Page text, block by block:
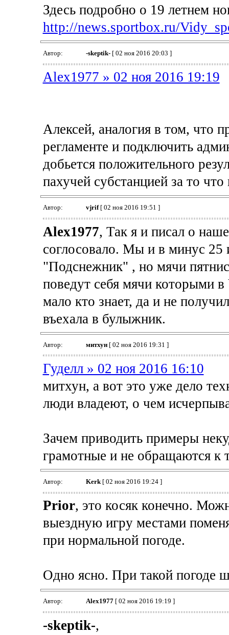
Здесь подробно о 19 летнем
http://news.sportbox.ru/
Автор: -skeptik-[ 02 ноя 2016 20:03 ]
Alex1977 » 02 ноя 2016 19:19
Алексей, аналогия в том, что
регламенте и подключить
добьется положительного
пахучей субстанцией за то
Автор: vjrif[ 02 ноя 2016 19:51 ]
Alex1977, Так я и писал о
соглосовало. Мы и в минус 25
"Подснежник" , но мячи
поведут себя мячи которыми
мало кто знает, да и не
въехала в булыжник.
Автор: митхун[ 02 ноя 2016 19:31 ]
Гуделл » 02 ноя 2016 16:10
митхун, а вот это уже дело
люди владеют, о чем
Зачем приводить примеры
грамотные и не обращаются к
Автор: Kerk[ 02 ноя 2016 19:24 ]
Prior, это косяк конечно.
выездную игру местами
при нормальной погоде.
Одно ясно. При такой погоде
Автор: Alex1977[ 02 ноя 2016 19:19 ]
-skeptik-,